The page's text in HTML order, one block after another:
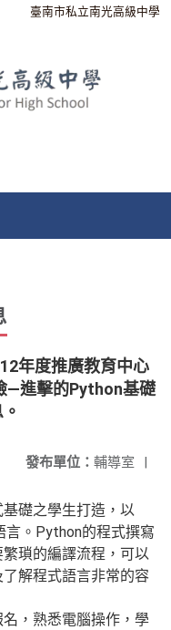
臺南市私立南光高級中學
年度推廣教育中心
—進擊的Python基礎
發布單位： 輔導室 |
礎之學生打造，以
言。Python的程式撰寫
瑣的編譯流程，可以
解程式語言非常的容
，熟悉電腦操作，學